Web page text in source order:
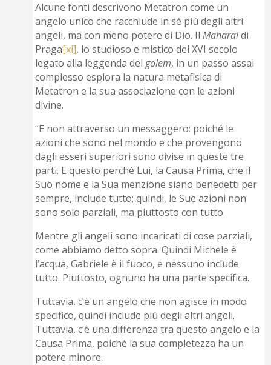
Alcune fonti descrivono Metatron come un
angelo unico che racchiude in sé più degli altri
angeli, ma con meno potere di Dio. IlMaharaldi
Praga[xi], lo studioso e mistico del XVI secolo
legato alla leggenda delgolem, in un passo assai
complesso esplora la natura metafisica di
Metatron e la sua associazione con le azioni
divine.
“E non attraverso un messaggero: poiché le
azioni che sono nel mondo e che provengono
dagli esseri superiori sono divise in queste tre
parti. E questo perché Lui, la Causa Prima, che il
Suo nome e la Sua menzione siano benedetti per
sempre, include tutto; quindi, le Sue azioni non
sono solo parziali, ma piuttosto con tutto.
Mentre gli angeli sono incaricati di cose parziali,
come abbiamo detto sopra. Quindi Michele è
l’acqua, Gabriele è il fuoco, e nessuno include
tutto. Piuttosto, ognuno ha una parte specifica.
Tuttavia, c’è un angelo che non agisce in modo
specifico, quindi include più degli altri angeli.
Tuttavia, c’è una differenza tra questo angelo e la
Causa Prima, poiché la sua completezza ha un
potere minore.